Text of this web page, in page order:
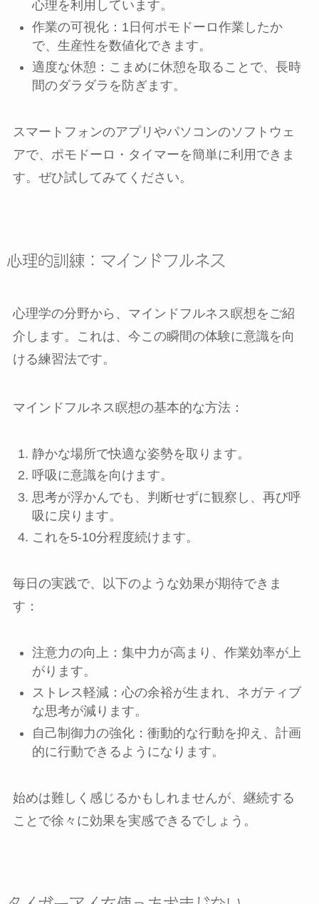
心理を利用しています。
作業の可視化：1日何ポモドーロ作業したか
で、生産性を数値化できます。
適度な休憩：こまめに休憩を取ることで、長時
間のダラダラを防ぎます。
スマートフォンのアプリやパソコンのソフトウェ
アで、ポモドーロ・タイマーを簡単に利用できま
す。ぜひ試してみてください。
心理的訓練：マインドフルネス
心理学の分野から、マインドフルネス瞑想をご紹
介します。これは、今この瞬間の体験に意識を向
ける練習法です。
マインドフルネス瞑想の基本的な方法：
静かな場所で快適な姿勢を取ります。
呼吸に意識を向けます。
思考が浮かんでも、判断せずに観察し、再び呼
吸に戻ります。
これを5-10分程度続けます。
毎日の実践で、以下のような効果が期待できま
す：
注意力の向上：集中力が高まり、作業効率が上
がります。
ストレス軽減：心の余裕が生まれ、ネガティブ
な思考が減ります。
自己制御力の強化：衝動的な行動を抑え、計画
的に行動できるようになります。
始めは難しく感じるかもしれませんが、継続する
ことで徐々に効果を実感できるでしょう。